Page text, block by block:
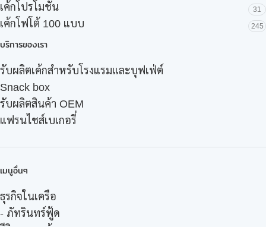
เค้กโปรโมชั่น 31
เค้กโฟโต้ 100 แบบ 245
บริการของเรา
รับผลิตเค้กสำหรับโรงแรมและบุฟเฟ่ต์
Snack box
รับผลิตสินค้า OEM
แฟรนไชส์เบเกอรี่
เมนูอื่นๆ
ธุรกิจในเครือ
- ภัทรินทร์ฟู้ด